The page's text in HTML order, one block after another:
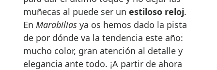
muñecas al puede ser un estiloso reloj.
En Marabilias ya os hemos dado la pista
de por dónde va la tendencia este año:
mucho color, gran atención al detalle y
elegancia ante todo. ¡A partir de ahora